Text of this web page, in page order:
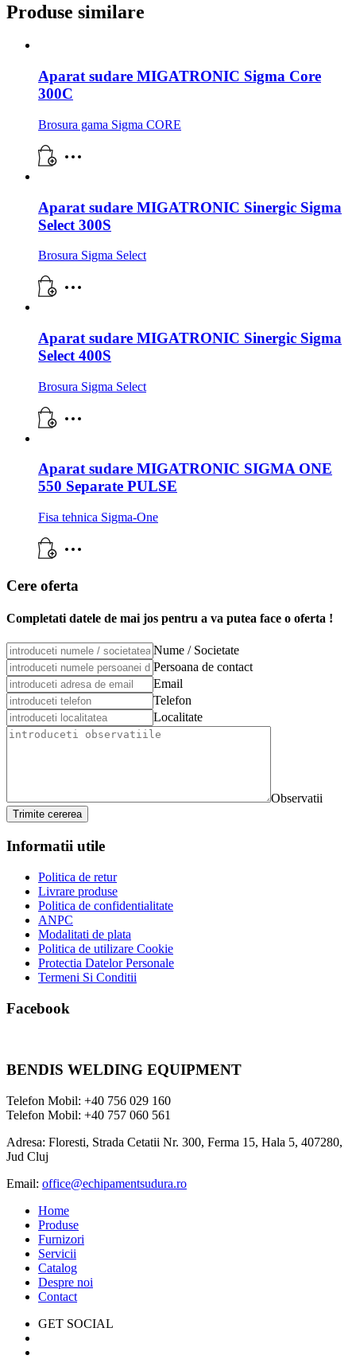
Produse similare
Aparat sudare MIGATRONIC Sigma Core
300C
Brosura gama Sigma CORE
Aparat sudare MIGATRONIC Sinergic Sigma
Select 300S
Brosura Sigma Select
Aparat sudare MIGATRONIC Sinergic Sigma
Select 400S
Brosura Sigma Select
Aparat sudare MIGATRONIC SIGMA ONE
550 Separate PULSE
Fisa tehnica Sigma-One
Cere oferta
Completati datele de mai jos pentru a va putea face o oferta !
Nume / Societate
Persoana de contact
Email
Telefon
Localitate
Observatii
Trimite cererea
Informatii utile
Politica de retur
Livrare produse
Politica de confidentialitate
ANPC
Modalitati de plata
Politica de utilizare Cookie
Protectia Datelor Personale
Termeni Si Conditii
Facebook
BENDIS WELDING EQUIPMENT
Telefon Mobil: +40 756 029 160
Telefon Mobil: +40 757 060 561
Adresa: Floresti, Strada Cetatii Nr. 300, Ferma 15, Hala 5, 407280,
Jud Cluj
Email: office@echipamentsudura.ro
Home
Produse
Furnizori
Servicii
Catalog
Despre noi
Contact
GET SOCIAL